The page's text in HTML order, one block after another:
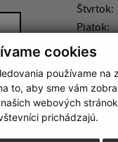
cookies
používame na
to, aby sme vám
webových
prichádzajú.
Štvrtok:
Piatok: